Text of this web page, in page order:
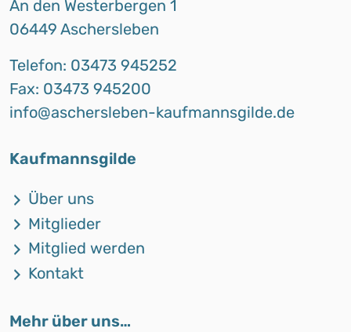
An den Westerbergen 1
06449 Aschersleben
Telefon: 03473 945252
Fax: 03473 945200
info@aschersleben-kaufmannsgilde.de
Kaufmannsgilde
Über uns
Mitglieder
Mitglied werden
Kontakt
Mehr über uns…